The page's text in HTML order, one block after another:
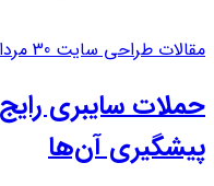
مقالات طراحی سایت 30 مرداد 1404
حملات سایبری
پیشگیری آن‌ها